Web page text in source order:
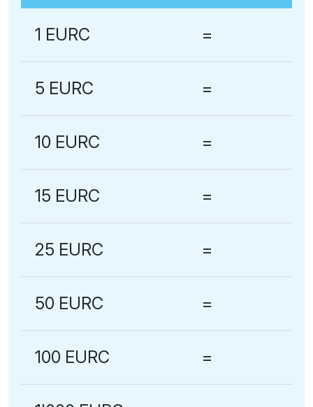
1 EURC =
5 EURC =
10 EURC =
15 EURC =
25 EURC =
50 EURC =
100 EURC =